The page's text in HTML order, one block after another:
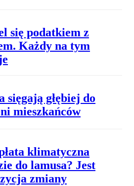
się podatkiem z
Każdy na tym
sięgają głębiej do
mieszkańców
klimatyczna
do lamusa? Jest
zmiany